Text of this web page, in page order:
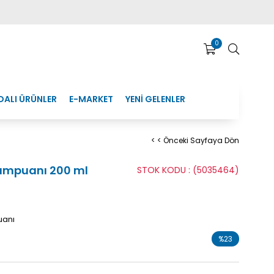
0
ÜRÜNLER E-MARKET YENİ GELENLER
< < Önceki Sayfaya Dön
200 ml (5035464)
STOK KODU
%23